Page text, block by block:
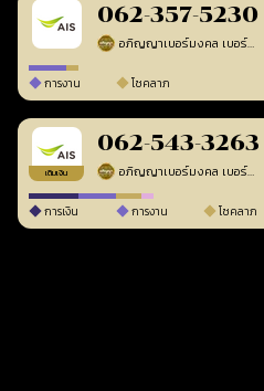
062-357-5230
อภิญญาเบอร์มงคล เบอร์สวยเลขศาสตร์
การงาน โชคลาภ
เติมเงิน
062-543-3263
อภิญญาเบอร์มงคล เบอร์สวยเลขศาสตร์
การเงิน การงาน โชคลาภ